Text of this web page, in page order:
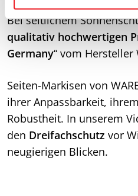
Bei seitlichem
qualitativ hochwertigen
Germany“ vom Hersteller
Seiten-Markisen von
ihrer Anpassbarkeit,
Robustheit. In unserem
den Dreifachschutz vor
neugierigen Blicken.